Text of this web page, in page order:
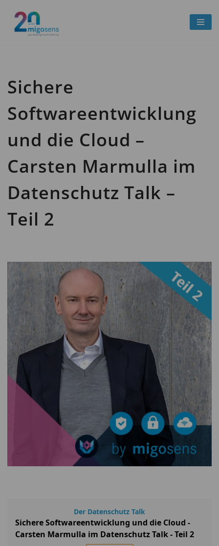
Zum
Sichere
Softwareentwicklung
und die Cloud –
Carsten Marmulla im
Datenschutz Talk –
Teil 2